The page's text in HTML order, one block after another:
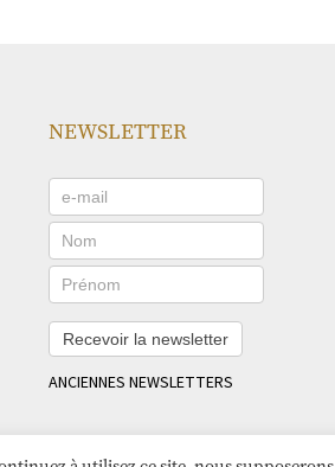
NEWSLETTER
Recevoir la newsletter
ANCIENNES NEWSLETTERS